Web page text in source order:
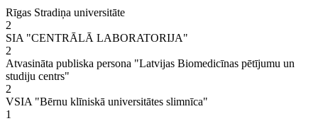
Rīgas Stradiņa universitāte
2
SIA "CENTRĀLĀ LABORATORIJA"
2
Atvasināta publiska persona "Latvijas Biomedicīnas pētījumu un
studiju centrs"
2
VSIA "Bērnu klīniskā universitātes slimnīca"
1